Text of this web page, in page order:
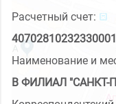
Расчетный счет:
Наименование и
В ФИЛИАЛ "САНКТ-